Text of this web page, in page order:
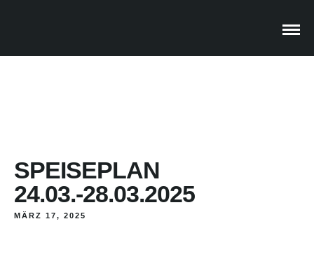
SPEISEPLAN
24.03.-28.03.2025
MÄRZ 17, 2025